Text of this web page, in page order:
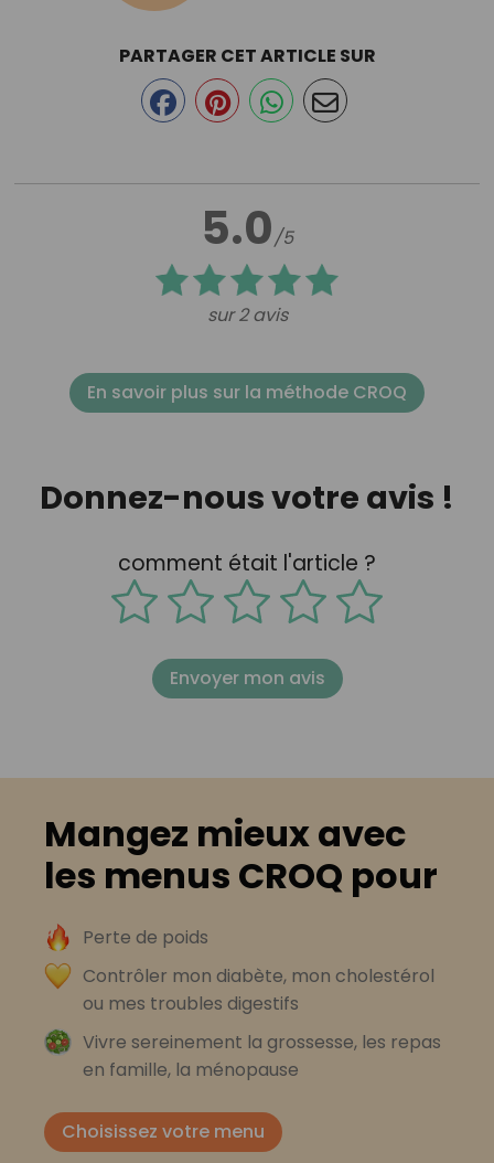
5.0/5
sur 2 avis
PARTAGER CET ARTICLE SUR
En savoir plus sur la méthode CROQ
Donnez-nous votre avis !
comment était l'article ?
Envoyer mon avis
Mangez mieux avec
les menus CROQ pour
Perte de poids
Contrôler mon diabète, mon cholestérol
ou mes troubles digestifs
Vivre sereinement la grossesse, les repas
en famille, la ménopause
Choisissez votre menu